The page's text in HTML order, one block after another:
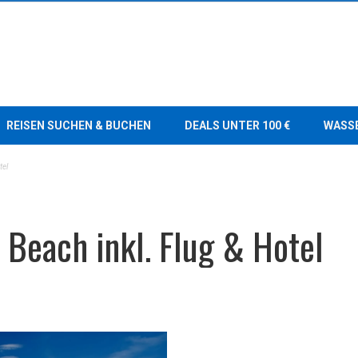
REISEN SUCHEN & BUCHEN DEALS UNTER 100 €
inkl. Flug & Hotel